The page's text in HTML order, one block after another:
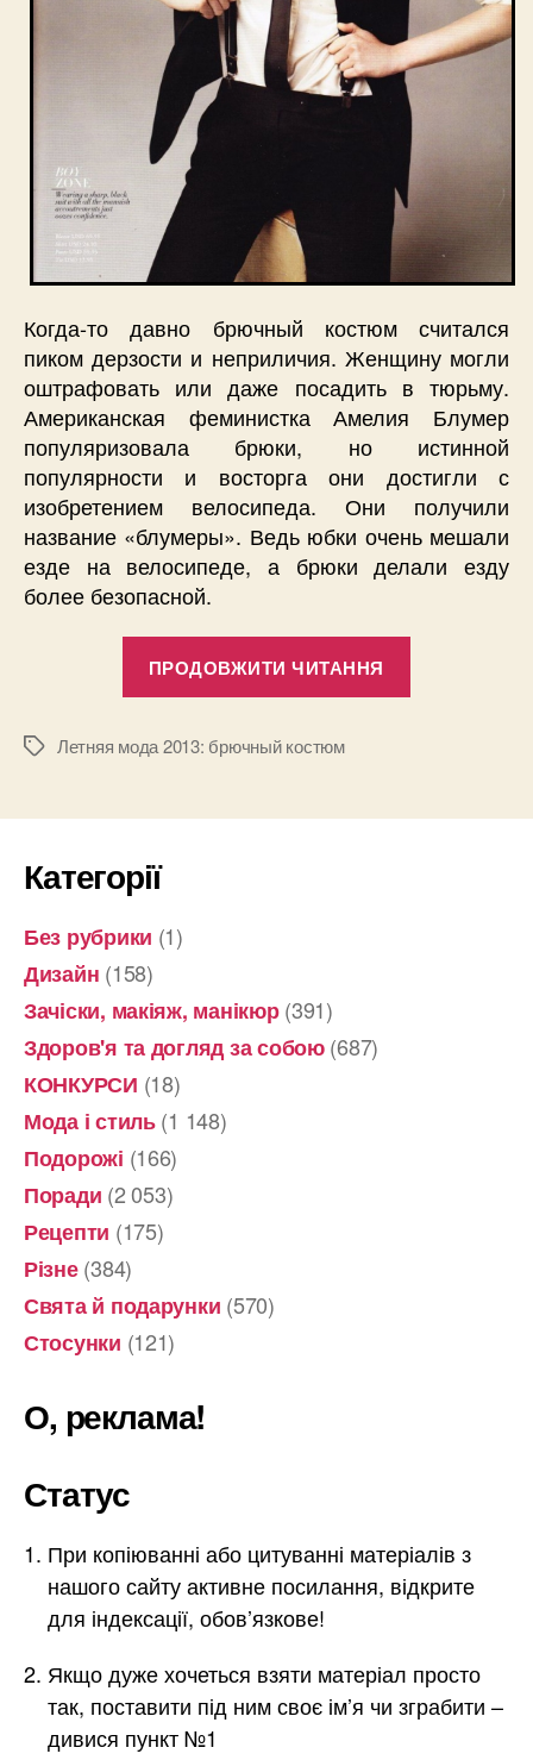
Когда-то давно брючный костюм считался
пиком дерзости и неприличия. Женщину могли
оштрафовать или даже посадить в тюрьму.
Американская феминистка Амелия Блумер
популяризовала брюки, но истинной
популярности и восторга они достигли с
изобретением велосипеда. Они получили
название «блумеры». Ведь юбки очень мешали
езде на велосипеде, а брюки делали езду
более безопасной.
ПРОДОВЖИТИ ЧИТАННЯ
Позначки
Летняя мода 2013: брючный костюм
Категорії
Без рубрики (1)
Дизайн (158)
Зачіски, макіяж, манікюр(391)
Здоров'я та догляд за собою(687)
КОНКУРСИ (18)
Мода і стиль(1 148)
Подорожі (166)
Поради (2 053)
Рецепти (175)
Різне(384)
Свята й подарунки (570)
Стосунки (121)
О, реклама!
Статус
При копіюванні або цитуванні матеріалів з
нашого сайту активне посилання, відкрите
для індексації, обов’язкове!
Якщо дуже хочеться взяти матеріал просто
так, поставити під ним своє ім’я чи зграбити –
дивися пункт №1